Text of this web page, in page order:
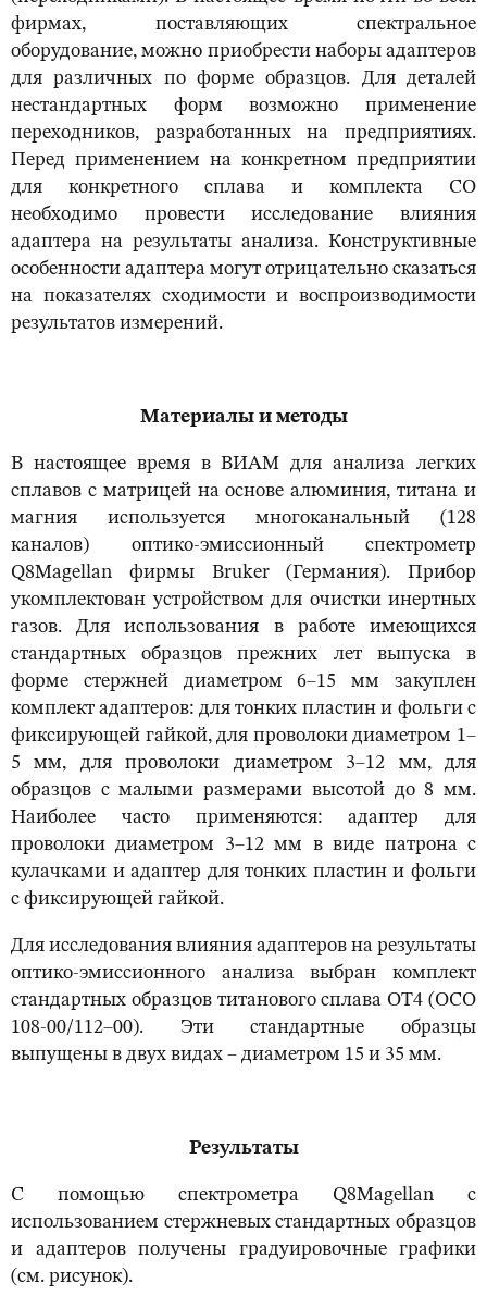
фирмах, поставляющих спектральное
оборудование, можно приобрести наборы адаптеров
для различных по форме образцов. Для деталей
нестандартных форм возможно применение
переходников, разработанных на предприятиях.
Перед применением на конкретном предприятии
для конкретного сплава и комплекта СО
необходимо провести исследование влияния
адаптера на результаты анализа. Конструктивные
особенности адаптера могут отрицательно сказаться
на показателях сходимости и воспроизводимости
результатов измерений.
Материалы и методы
В настоящее время в ВИАМ для анализа легких
сплавов с матрицей на основе алюминия, титана и
магния используется многоканальный (128
каналов) оптико-эмиссионный спектрометр
Q8Magellan фирмы Bruker (Германия). Прибор
укомплектован устройством для очистки инертных
газов. Для использования в работе имеющихся
стандартных образцов прежних лет выпуска в
форме стержней диаметром 6–15 мм закуплен
комплект адаптеров: для тонких пластин и фольги с
фиксирующей гайкой, для проволоки диаметром 1–
5 мм, для проволоки диаметром 3–12 мм, для
образцов с малыми размерами высотой до 8 мм.
Наиболее часто применяются: адаптер для
проволоки диаметром 3–12 мм в виде патрона с
кулачками и адаптер для тонких пластин и фольги
с фиксирующей гайкой.
Для исследования влияния адаптеров на результаты
оптико-эмиссионного анализа выбран комплект
стандартных образцов титанового сплава ОТ4 (ОСО
108-00/112–00). Эти стандартные образцы
выпущены в двух видах – диаметром 15 и 35 мм.
Результаты
С помощью спектрометра Q8Magellan с
использованием стержневых стандартных образцов
и адаптеров получены градуировочные графики
(см. рисунок).